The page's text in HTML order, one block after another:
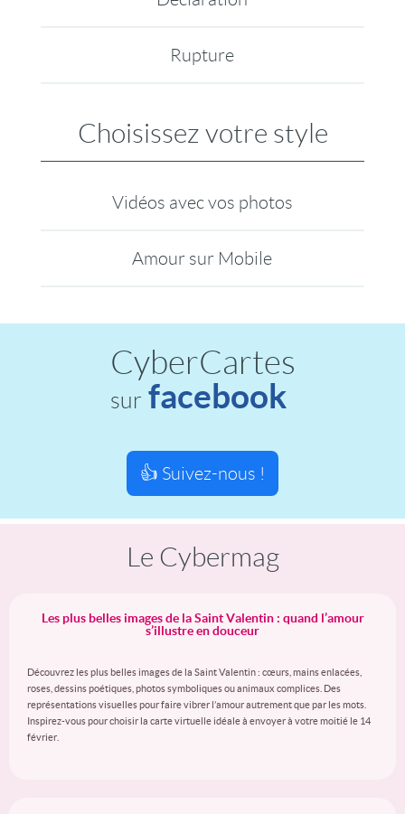
Rupture
Choisissez votre style
Vidéos avec vos photos
Amour sur Mobile
CyberCartes
sur facebook
👍 Suivez-nous !
Le Cybermag
Les plus belles images de la Saint Valentin : quand l’amour
s’illustre en douceur
Découvrez les plus belles images de la Saint Valentin : cœurs, mains enlacées,
roses, dessins poétiques, photos symboliques ou animaux complices. Des
représentations visuelles pour faire vibrer l’amour autrement que par les mots.
Inspirez-vous pour choisir la carte virtuelle idéale à envoyer à votre moitié le 14
février.